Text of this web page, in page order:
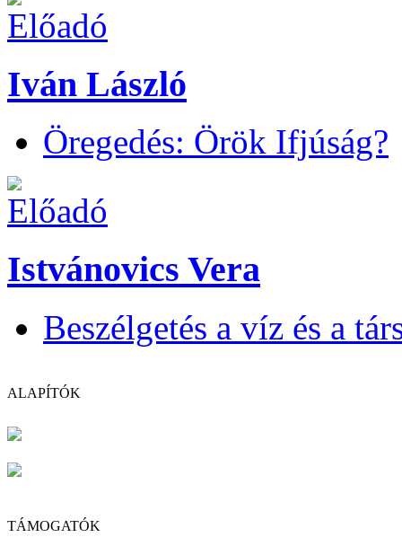
Iván László
Öregedés: Örök Ifjúság?
Istvánovics Vera
Beszélgetés a víz és a
ALAPÍTÓK
TÁMOGATÓK